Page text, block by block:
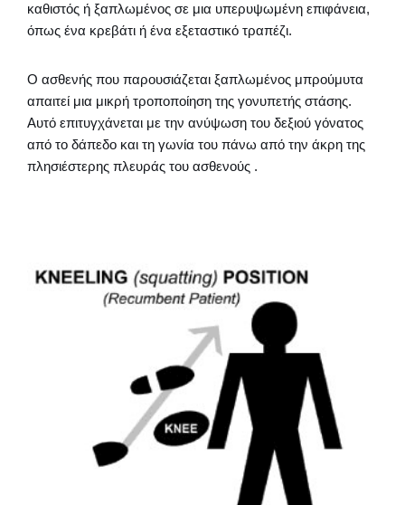
καθιστός ή ξαπλωμένος σε μια υπερυψωμένη επιφάνεια,
όπως ένα κρεβάτι ή ένα εξεταστικό τραπέζι.
Ο ασθενής που παρουσιάζεται ξαπλωμένος μπρούμυτα
απαιτεί μια μικρή τροποποίηση της γονυπετής στάσης.
Αυτό επιτυγχάνεται με την ανύψωση του δεξιού γόνατος
από το δάπεδο και τη γωνία του πάνω από την άκρη της
πλησιέστερης πλευράς του ασθενούς .